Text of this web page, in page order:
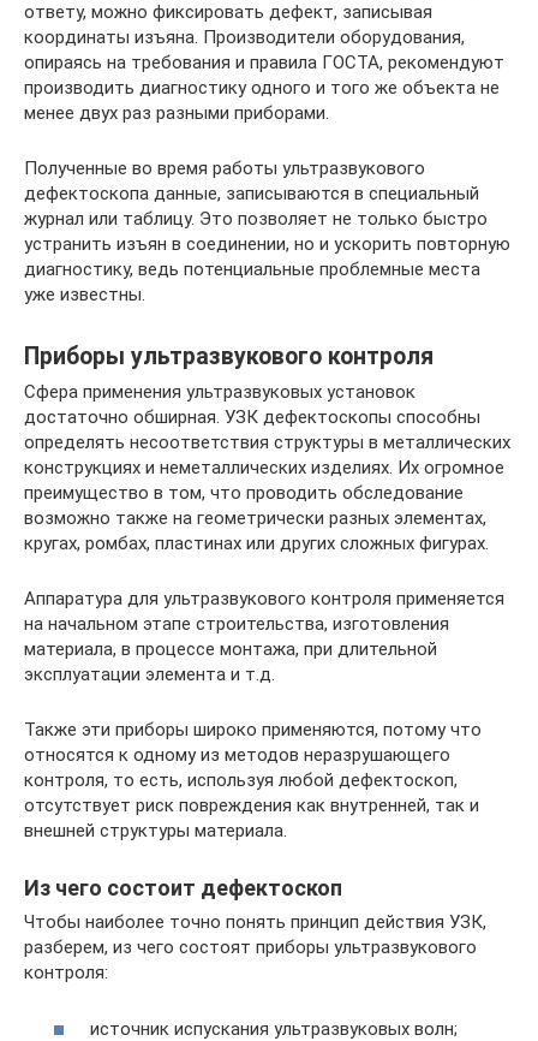
ответу, можно фиксировать дефект, записывая
координаты изъяна. Производители оборудования,
опираясь на требования и правила ГОСТА, рекомендуют
производить диагностику одного и того же объекта не
менее двух раз разными приборами.
Полученные во время работы ультразвукового
дефектоскопа данные, записываются в специальный
журнал или таблицу. Это позволяет не только быстро
устранить изъян в соединении, но и ускорить повторную
диагностику, ведь потенциальные проблемные места
уже известны.
Приборы ультразвукового контроля
Сфера применения ультразвуковых установок
достаточно обширная. УЗК дефектоскопы способны
определять несоответствия структуры в металлических
конструкциях и неметаллических изделиях. Их огромное
преимущество в том, что проводить обследование
возможно также на геометрически разных элементах,
кругах, ромбах, пластинах или других сложных фигурах.
Аппаратура для ультразвукового контроля применяется
на начальном этапе строительства, изготовления
материала, в процессе монтажа, при длительной
эксплуатации элемента и т.д.
Также эти приборы широко применяются, потому что
относятся к одному из методов неразрушающего
контроля, то есть, используя любой дефектоскоп,
отсутствует риск повреждения как внутренней, так и
внешней структуры материала.
Из чего состоит дефектоскоп
Чтобы наиболее точно понять принцип действия УЗК,
разберем, из чего состоят приборы ультразвукового
контроля:
источник испускания ультразвуковых волн;